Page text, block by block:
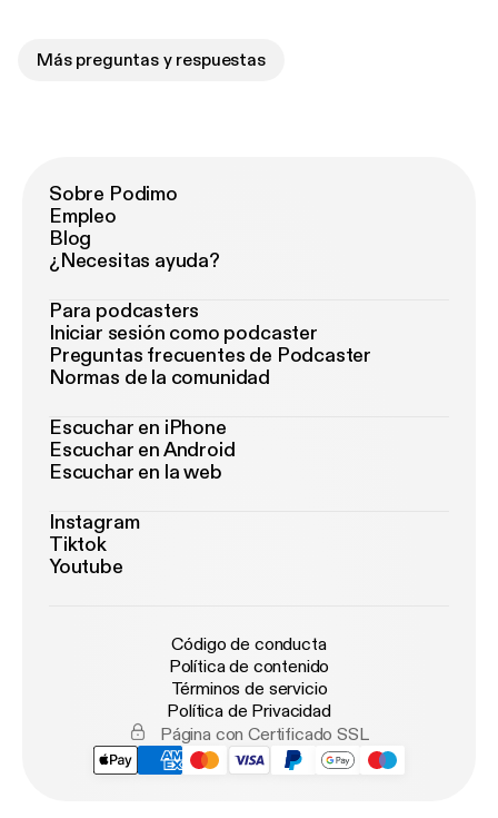
Más preguntas y respuestas
Sobre Podimo
Empleo
Blog
¿Necesitas ayuda?
Para podcasters
Iniciar sesión como podcaster
Preguntas frecuentes de Podcaster
Normas de la comunidad
Escuchar en iPhone
Escuchar en Android
Escuchar en la web
Instagram
Tiktok
Youtube
Código de conducta
Política de contenido
Términos de servicio
Política de Privacidad
Página con Certificado SSL